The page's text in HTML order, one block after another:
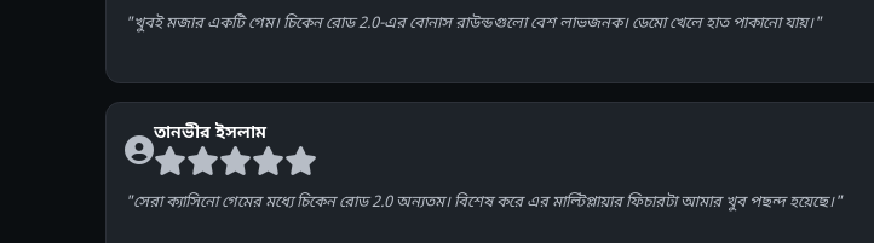
"খুবই মজার একটি গেম। চিকেন রোড 2.0-এর বোনাস রাউন্ডগুলো বেশ লাভজনক। ডেমো খেলে হাত পাকানো যায়।"
তানভীর ইসলাম
"সেরা ক্যাসিনো গেমের মধ্যে চিকেন রোড 2.0 অন্যতম। বিশেষ করে এর মাল্টিপ্লায়ার ফিচারটা আমার খুব পছন্দ হয়েছে।"